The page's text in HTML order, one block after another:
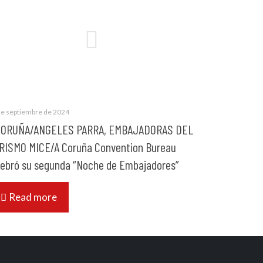
septiembre de 2024
ANGELES PARRA, EMBAJADORAS DEL
MICE/A Coruña Convention Bureau
su segunda “Noche de Embajadores”
Read more